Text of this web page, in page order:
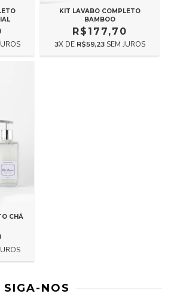
KIT LAVABO COMPLETO
BAMBOO
R$177,70
3X DE R$59,23SEM JUROS
CHÁ
SIGA-NOS